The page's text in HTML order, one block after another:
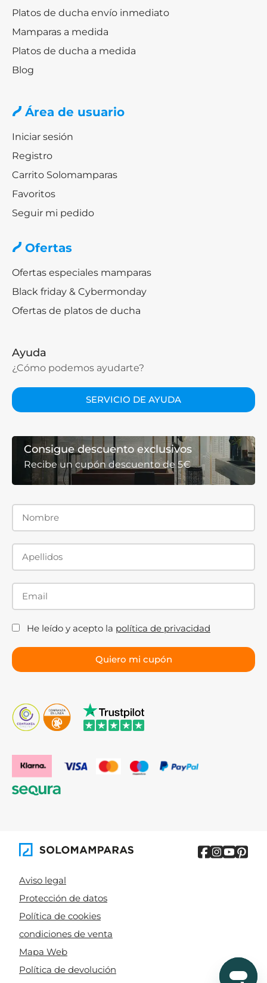
Platos de ducha envío inmediato
Mamparas a medida
Platos de ducha a medida
Blog
Área de usuario
Iniciar sesión
Registro
Carrito Solomamparas
Favoritos
Seguir mi pedido
Ofertas
Ofertas especiales mamparas
Black friday & Cybermonday
Ofertas de platos de ducha
Ayuda
¿Cómo podemos ayudarte?
SERVICIO DE AYUDA
Consigue descuento exclusivos
Recibe un cupón descuento de 5€
He leído y acepto la política de privacidad
Aviso legal
Protección de datos
Política de cookies
condiciones de venta
Mapa Web
Política de devolución